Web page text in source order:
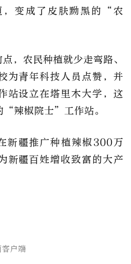
变成了皮肤黝黑的“农
，农民种植就少走弯路、
为青年科技人员点赞，并
站设立在塔里木大学，这
“辣椒院士”工作站。
新疆推广种植辣椒300万
新疆百姓增收致富的大产
户端